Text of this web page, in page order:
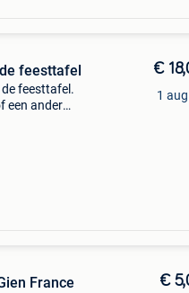
feesttafel
feesttafel.
een ander
€
1
France €